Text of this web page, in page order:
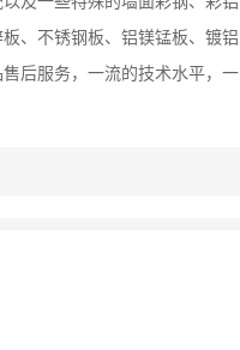
、不锈钢板、铝镁锰板、镀铝
后服务，一流的技术水平，一